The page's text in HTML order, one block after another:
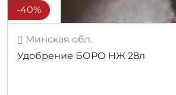
-40%
Минская обл.
Удобрение БОРО НЖ 28л